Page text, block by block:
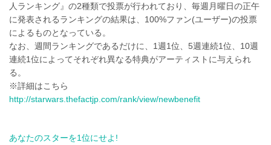
人ランキング』の2種類で投票が行われており、毎週月曜日の正午
に発表されるランキングの結果は、100%ファン(ユーザー)の投票
によるものとなっている。
なお、週間ランキングであるだけに、1週1位、5週連続1位、10週
連続1位によってそれぞれ異なる特典がアーティストに与えられ
る。
※詳細はこちら
http://starwars.thefactjp.com/rank/view/newbenefit
あなたのスターを1位にせよ!